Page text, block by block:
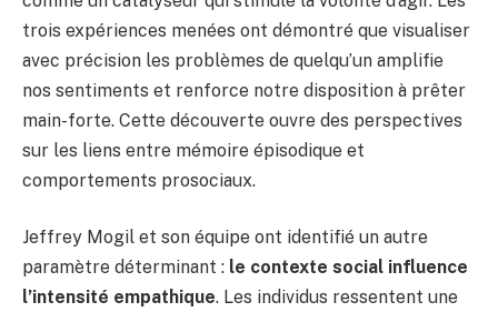
trois expériences menées ont démontré que visualiser
avec précision les problèmes de quelqu’un amplifie
nos sentiments et renforce notre disposition à prêter
main-forte. Cette découverte ouvre des perspectives
sur les liens entre mémoire épisodique et
comportements prosociaux.
Jeffrey Mogil et son équipe ont identifié un autre
paramètre déterminant : le contexte social influence
l’intensité empathique. Les individus ressentent une